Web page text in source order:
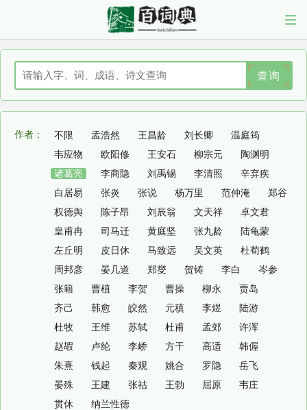
查询
作者： 不限 孟浩然 王昌龄 刘长卿
温庭筠
韦应物
欧阳修 王安石 柳宗元
陶渊明
诸葛亮
李商隐 刘禹锡 李清照
辛弃疾
白居易
张炎 张说 杨万里 范仲淹
郑谷
权德舆
陈子昂 刘辰翁 文天祥
卓文君
皇甫冉
司马迁 黄庭坚 张九龄
陆龟蒙
左丘明
皮日休 马致远 吴文英
杜荀鹤
周邦彦
晏几道 郑燮 贺铸 李白
岑参
张籍
曹植 李贺 曹操 柳永
贾岛
齐己
韩愈 皎然 元稹 李煜
陆游
杜牧
王维 苏轼 杜甫 孟郊
许浑
赵嘏
卢纶 李峤 方干 高适
韩偓
朱熹
钱起 秦观 姚合 罗隐
岳飞
晏殊
王建 张祜 王勃 屈原
韦庄
贯休
纳兰性德